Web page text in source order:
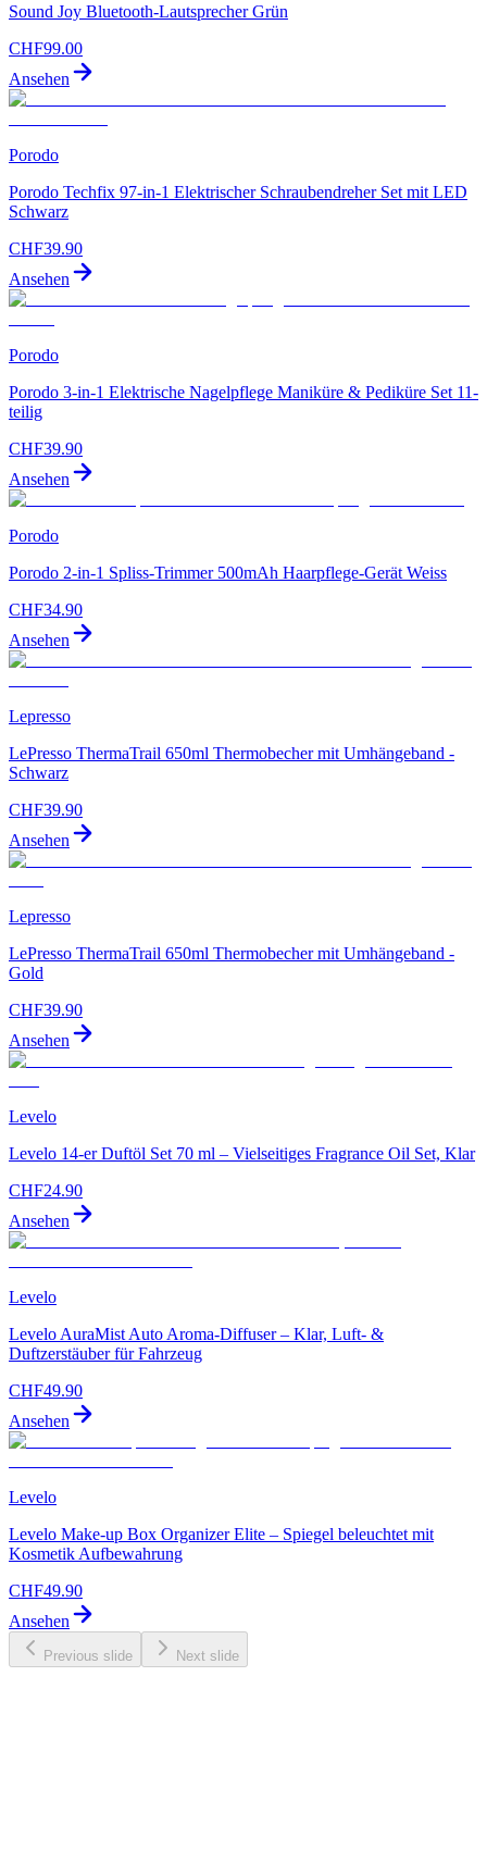
Sound Joy Bluetooth-Lautsprecher Grün
CHF99.00
Ansehen
Porodo
Porodo Techfix 97-in-1 Elektrischer Schraubendreher Set mit LED
Schwarz
CHF39.90
Ansehen
Porodo
Porodo 3-in-1 Elektrische Nagelpflege Maniküre & Pediküre Set 11-
teilig
CHF39.90
Ansehen
Porodo
Porodo 2-in-1 Spliss-Trimmer 500mAh Haarpflege-Gerät Weiss
CHF34.90
Ansehen
Lepresso
LePresso ThermaTrail 650ml Thermobecher mit Umhängeband -
Schwarz
CHF39.90
Ansehen
Lepresso
LePresso ThermaTrail 650ml Thermobecher mit Umhängeband -
Gold
CHF39.90
Ansehen
Levelo
Levelo 14-er Duftöl Set 70 ml – Vielseitiges Fragrance Oil Set, Klar
CHF24.90
Ansehen
Levelo
Levelo AuraMist Auto Aroma-Diffuser – Klar, Luft- &
Duftzerstäuber für Fahrzeug
CHF49.90
Ansehen
Levelo
Levelo Make-up Box Organizer Elite – Spiegel beleuchtet mit
Kosmetik Aufbewahrung
CHF49.90
Ansehen
Previous slide Next slide